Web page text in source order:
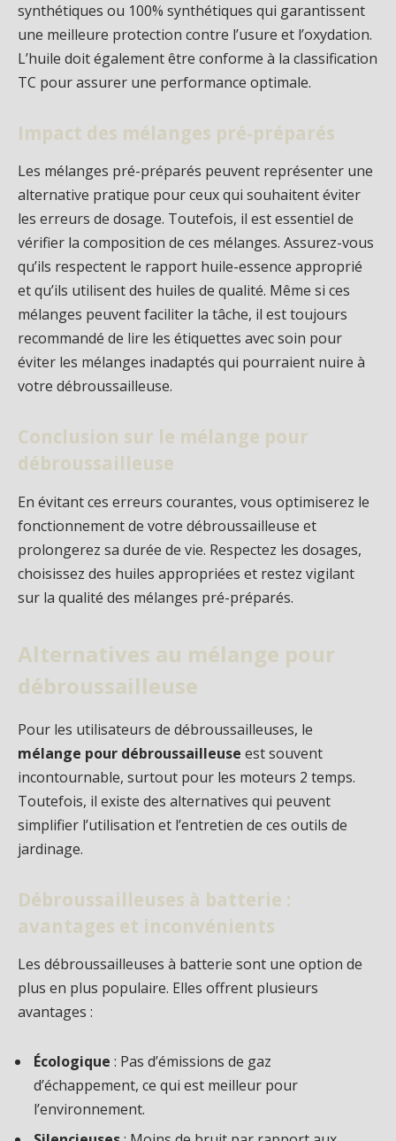
synthétiques ou 100% synthétiques qui garantissent
une meilleure protection contre l’usure et l’oxydation.
L’huile doit également être conforme à la classification
TC pour assurer une performance optimale.
Impact des mélanges pré-préparés
Les mélanges pré-préparés peuvent représenter une
alternative pratique pour ceux qui souhaitent éviter
les erreurs de dosage. Toutefois, il est essentiel de
vérifier la composition de ces mélanges. Assurez-vous
qu’ils respectent le rapport huile-essence approprié
et qu’ils utilisent des huiles de qualité. Même si ces
mélanges peuvent faciliter la tâche, il est toujours
recommandé de lire les étiquettes avec soin pour
éviter les mélanges inadaptés qui pourraient nuire à
votre débroussailleuse.
Conclusion sur le mélange pour
débroussailleuse
En évitant ces erreurs courantes, vous optimiserez le
fonctionnement de votre débroussailleuse et
prolongerez sa durée de vie. Respectez les dosages,
choisissez des huiles appropriées et restez vigilant
sur la qualité des mélanges pré-préparés.
Alternatives au mélange pour
débroussailleuse
Pour les utilisateurs de débroussailleuses, le
mélange pour débroussailleuse est souvent
incontournable, surtout pour les moteurs 2 temps.
Toutefois, il existe des alternatives qui peuvent
simplifier l’utilisation et l’entretien de ces outils de
jardinage.
Débroussailleuses à batterie :
avantages et inconvénients
Les débroussailleuses à batterie sont une option de
plus en plus populaire. Elles offrent plusieurs
avantages :
Écologique : Pas d’émissions de gaz
d’échappement, ce qui est meilleur pour
l’environnement.